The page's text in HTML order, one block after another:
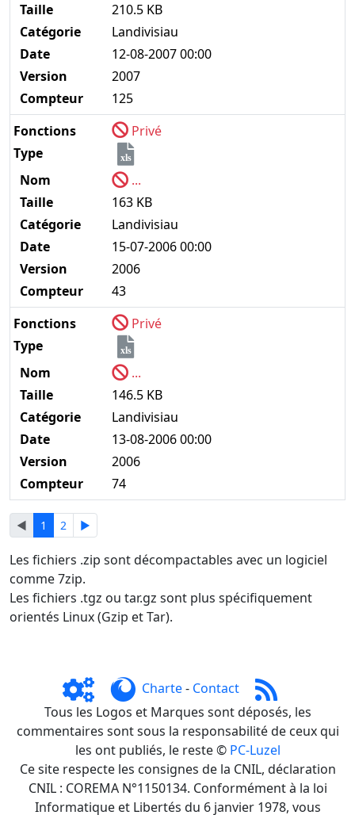
Taille
210.5 KB
Catégorie
Landivisiau
Date
12-08-2007 00:00
Version
2007
Compteur
125
Fonctions
Privé
Type
xls
Nom
...
Taille
163 KB
Catégorie
Landivisiau
Date
15-07-2006 00:00
Version
2006
Compteur
43
Fonctions
Privé
Type
xls
Nom
...
Taille
146.5 KB
Catégorie
Landivisiau
Date
13-08-2006 00:00
Version
2006
Compteur
74
◄ 1 2 ►
Les fichiers .zip sont décompactables avec un logiciel
comme 7zip.
Les fichiers .tgz ou tar.gz sont plus spécifiquement
orientés Linux (Gzip et Tar).
Charte- Contact
Tous les Logos et Marques sont déposés, les
commentaires sont sous la responsabilité de ceux qui
les ont publiés, le reste © PC-Luzel
Ce site respecte les consignes de la CNIL, déclaration
CNIL : COREMA N°1150134. Conformément à la loi
Informatique et Libertés du 6 janvier 1978, vous